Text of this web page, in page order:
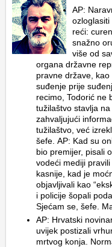
AP:
ozloglasiti
reći:
snažno
više od
organa državne
pravne države,
suđenje prije
recimo, Todorić ne
tužilaštvo stavlja
zahvaljujući
tužilaštvo, već
šefe. AP: Kad su
bio premijer, pisali
vodeći mediji
kasnije, kad je
objavljivali kao
i policije šopali
Sjećam se, šefe.
AP: Hrvatski
uvijek postizali
mrtvog konja.